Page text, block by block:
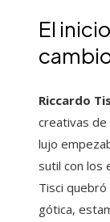
El
Riccardo
creativas de
lujo
sutil con los
Tisci
gótica,